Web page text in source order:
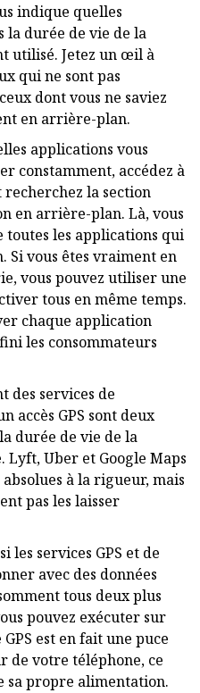
indique quelles
la durée de vie de la
utilisé. Jetez un œil à
qui ne sont pas
dont vous ne saviez
en arrière-plan.
applications vous
constamment, accédez à
recherchez la section
en arrière-plan. Là, vous
les applications qui
Si vous êtes vraiment en
vous pouvez utiliser une
tous en même temps.
chaque application
les consommateurs
des services de
accès GPS sont deux
durée de vie de la
Uber et Google Maps
à la rigueur, mais
pas les laisser
les services GPS et de
avec des données
tous deux plus
pouvez exécuter sur
est en fait une puce
votre téléphone, ce
sa propre alimentation.